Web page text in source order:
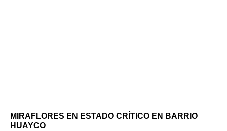
MIRAFLORES EN ESTADO CRÍTICO EN BARRIO
HUAYCO